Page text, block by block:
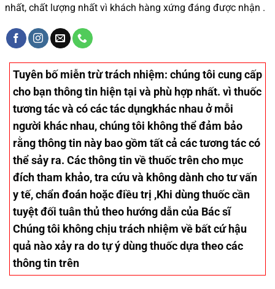
nhất, chất lượng nhất vì khách hàng xứng đáng được nhận .
Tuyên bố miễn trừ trách nhiệm: chúng tôi cung cấp
cho bạn thông tin hiện tại và phù hợp nhất. vì thuốc
tương tác và có các tác dụngkhác nhau ở mỗi
người khác nhau, chúng tôi không thể đảm bảo
rằng thông tin này bao gồm tất cả các tương tác có
thể sảy ra. Các thông tin về thuốc trên cho mục
đích tham khảo, tra cứu và không dành cho tư vấn
y tế, chẩn đoán hoặc điều trị ,Khi dùng thuốc cần
tuyệt đối tuân thủ theo hướng dẫn của Bác sĩ
Chúng tôi không chịu trách nhiệm về bất cứ hậu
quả nào xảy ra do tự ý dùng thuốc dựa theo các
thông tin trên